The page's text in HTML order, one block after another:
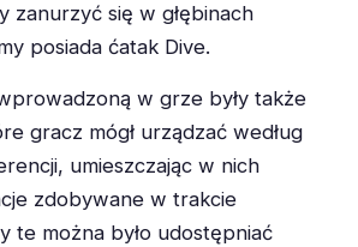
zanurzyć się w głębinach
posiada ćatak Dive.
w grze były także
gracz mógł urządzać według
umieszczając w nich
zdobywane w trakcie
te można było udostępniać